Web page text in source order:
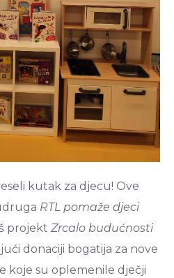
kutak za djecu! Ove
RTL pomaže djeci
projekt Zrcalo budućnosti
donaciji bogatija za nove
koje su oplemenile dječji